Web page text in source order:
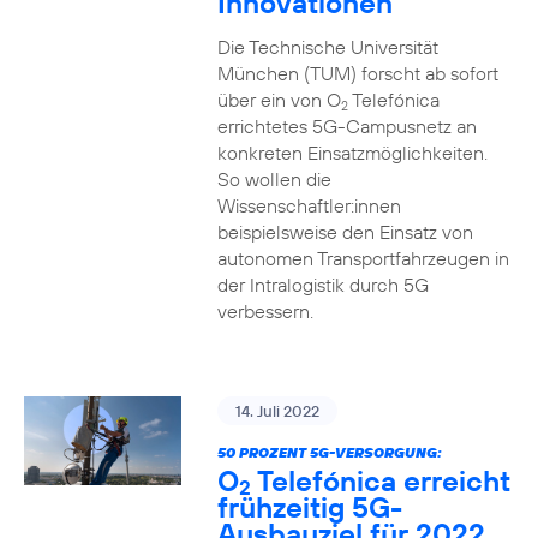
Die Technische Universität
München (TUM) forscht ab sofort
über ein von O2Telefónica
errichtetes 5G-Campusnetz an
konkreten Einsatzmöglichkeiten.
So wollen die
Wissenschaftler:innen
beispielsweise den Einsatz von
autonomen Transportfahrzeugen in
der Intralogistik durch 5G
verbessern.
14. Juli 2022
50 PROZENT 5G-VERSORGUNG:
O2 Telefónica erreicht
frühzeitig 5G-